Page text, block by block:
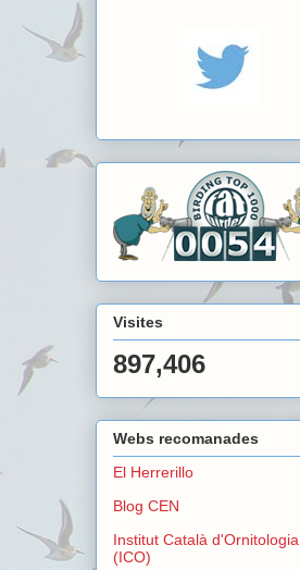
Visites
897,406
Webs recomanades
El Herrerillo
Blog CEN
Institut Català d'Ornitologia
(ICO)